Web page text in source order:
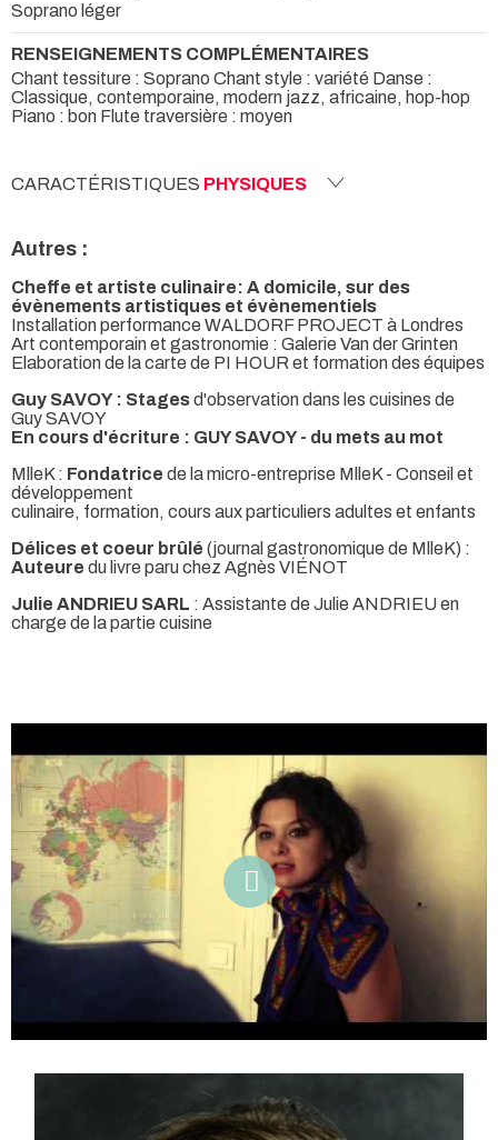
Soprano léger
RENSEIGNEMENTS COMPLÉMENTAIRES
Chant tessiture : Soprano Chant style : variété Danse :
Classique, contemporaine, modern jazz, africaine, hop-hop
Piano : bon Flute traversière : moyen
CARACTÉRISTIQUES PHYSIQUES
Autres :
Cheffe et artiste culinaire: A domicile, sur des
évènements artistiques et évènementiels
Installation performance WALDORF PROJECT à Londres
Art contemporain et gastronomie : Galerie Van der Grinten
Elaboration de la carte de PI HOUR et formation des équipes
Guy SAVOY : Stagesd'observation dans les cuisines de
Guy SAVOY
En cours d'écriture : GUY SAVOY - du mets au mot
MlleK : Fondatrice de la micro-entreprise MlleK - Conseil et
développement
culinaire, formation, cours aux particuliers adultes et enfants
Délices et coeur brûlé (journal gastronomique de MlleK) :
Auteure du livre paru chez Agnès VIÉNOT
Julie ANDRIEU SARL : Assistante de Julie ANDRIEU en
charge de la partie cuisine